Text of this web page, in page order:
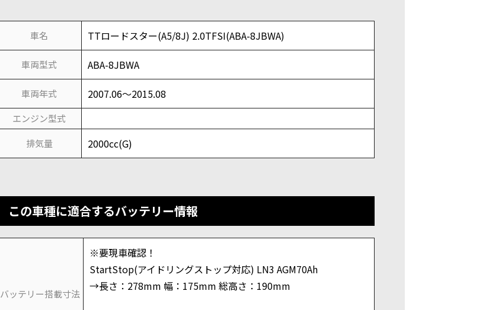
車名 TTロードスター(A5/8J) 2.0TFSI(ABA-8JBWA)
車両型式 ABA-8JBWA
車両年式 2007.06～2015.08
エンジン型式
排気量
2000cc(G)
この車種に適合するバッテリー情報
バッテリー搭載寸法
※要現車確認！
StartStop(アイドリングストップ対応) LN3 AGM70Ah
→長さ：278mm 幅：175mm 総高さ：190mm